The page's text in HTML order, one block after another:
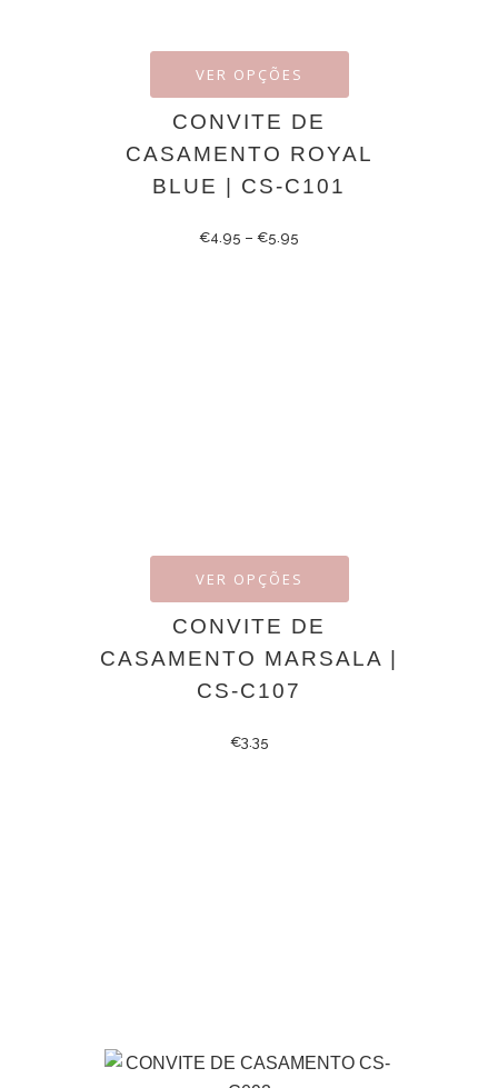
VER OPÇÕES
CONVITE DE
CASAMENTO ROYAL
BLUE | CS-C101
€4.95 – €5.95
VER OPÇÕES
CONVITE DE
CASAMENTO MARSALA |
CS-C107
€3.35